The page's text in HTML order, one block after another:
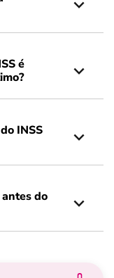
é
INSS
do